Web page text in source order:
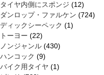
タイヤ内側にスポンジ (12)
ダンロップ・ファルケン (724)
ディックシーペック (1)
トーヨー (22)
ノンジャンル (430)
ハンコック (9)
バイク用タイヤ (1)